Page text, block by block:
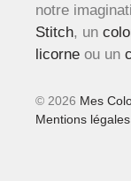
notre
Stitch, un
licorne ou un
© 2026 Mes
Mentions légales